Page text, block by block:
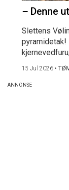
– Denne
Slettens
15 Jul 2026 •